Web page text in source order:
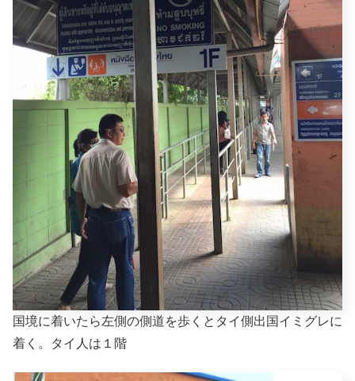
国境に着いたら左側の側道を歩くとタイ側出国イミグレに
着く。タイ人は１階